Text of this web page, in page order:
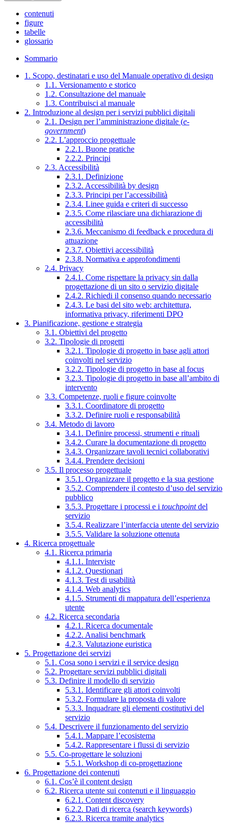
contenuti
figure
tabelle
glossario
Sommario
1. Scopo, destinatari e uso del Manuale operativo di design
1.1. Versionamento e storico
1.2. Consultazione del manuale
1.3. Contribuisci al manuale
2. Introduzione al design per i servizi pubblici digitali
2.1. Design per l’amministrazione digitale (e-
government)
2.2. L’approccio progettuale
2.2.1. Buone pratiche
2.2.2. Principi
2.3. Accessibilità
2.3.1. Definizione
2.3.2. Accessibilità by design
2.3.3. Principi per l’accessibilità
2.3.4. Linee guida e criteri di successo
2.3.5. Come rilasciare una dichiarazione di
accessibilità
2.3.6. Meccanismo di feedback e procedura di
attuazione
2.3.7. Obiettivi accessibilità
2.3.8. Normativa e approfondimenti
2.4. Privacy
2.4.1. Come rispettare la privacy sin dalla
progettazione di un sito o servizio digitale
2.4.2. Richiedi il consenso quando necessario
2.4.3. Le basi del sito web: architettura,
informativa privacy, riferimenti DPO
3. Pianificazione, gestione e strategia
3.1. Obiettivi del progetto
3.2. Tipologie di progetti
3.2.1. Tipologie di progetto in base agli attori
coinvolti nel servizio
3.2.2. Tipologie di progetto in base al focus
3.2.3. Tipologie di progetto in base all’ambito di
intervento
3.3. Competenze, ruoli e figure coinvolte
3.3.1. Coordinatore di progetto
3.3.2. Definire ruoli e responsabilità
3.4. Metodo di lavoro
3.4.1. Definire processi, strumenti e rituali
3.4.2. Curare la documentazione di progetto
3.4.3. Organizzare tavoli tecnici collaborativi
3.4.4. Prendere decisioni
3.5. Il processo progettuale
3.5.1. Organizzare il progetto e la sua gestione
3.5.2. Comprendere il contesto d’uso del servizio
pubblico
3.5.3. Progettare i processi e i touchpointdel
servizio
3.5.4. Realizzare l’interfaccia utente del servizio
3.5.5. Validare la soluzione ottenuta
4. Ricerca progettuale
4.1. Ricerca primaria
4.1.1. Interviste
4.1.2. Questionari
4.1.3. Test di usabilità
4.1.4. Web analytics
4.1.5. Strumenti di mappatura dell’esperienza
utente
4.2. Ricerca secondaria
4.2.1. Ricerca documentale
4.2.2. Analisi benchmark
4.2.3. Valutazione euristica
5. Progettazione dei servizi
5.1. Cosa sono i servizi e il service design
5.2. Progettare servizi pubblici digitali
5.3. Definire il modello di servizio
5.3.1. Identificare gli attori coinvolti
5.3.2. Formulare la proposta di valore
5.3.3. Inquadrare gli elementi costitutivi del
servizio
5.4. Descrivere il funzionamento del servizio
5.4.1. Mappare l’ecosistema
5.4.2. Rappresentare i flussi di servizio
5.5. Co-progettare le soluzioni
5.5.1. Workshop di co-progettazione
6. Progettazione dei contenuti
6.1. Cos’è il content design
6.2. Ricerca utente sui contenuti e il linguaggio
6.2.1. Content discovery
6.2.2. Dati di ricerca (search keywords)
6.2.3. Ricerca tramite analytics